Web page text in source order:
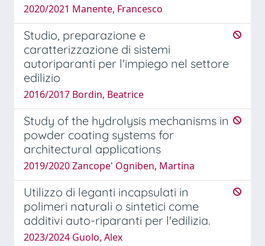
2020/2021 Manente, Francesco
Studio, preparazione e
caratterizzazione di sistemi
autoriparanti per l'impiego nel settore
edilizio
2016/2017 Bordin, Beatrice
Study of the hydrolysis mechanisms in
powder coating systems for
architectural applications
2019/2020 Zancope' Ogniben, Martina
Utilizzo di leganti incapsulati in
polimeri naturali o sintetici come
additivi auto-riparanti per l'edilizia.
2023/2024 Guolo, Alex